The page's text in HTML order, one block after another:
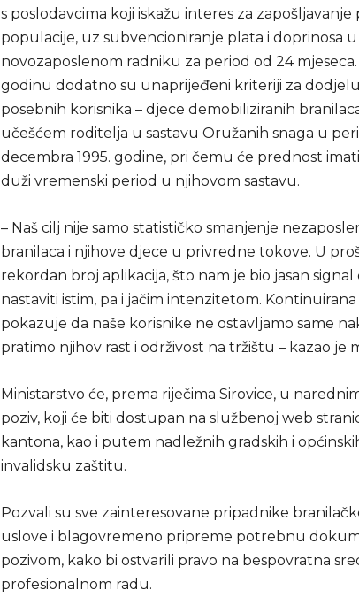
s poslodavcima koji iskažu interes za
populacije, uz subvencioniranje plata i doprinosa u
novozaposlenom radniku za period od 24
godinu dodatno su unaprijeđeni kriteriji za dodjelu
posebnih korisnika – djece demobiliziranih
učešćem roditelja u sastavu Oružanih snaga u
decembra 1995. godine, pri čemu će prednost
duži vremenski period u njihovom sastavu.
– Naš cilj nije samo statističko smanjenje
branilaca i njihove djece u privredne tokove. U
rekordan broj aplikacija, što nam je bio jasan
nastaviti istim, pa i jačim intenzitetom.
pokazuje da naše korisnike ne ostavljamo same
pratimo njihov rast i održivost na tržištu – kazao je
Ministarstvo će, prema riječima Sirovice, u
poziv, koji će biti dostupan na službenoj web
kantona, kao i putem nadležnih gradskih i
invalidsku zaštitu.
Pozvali su sve zainteresovane pripadnike
uslove i blagovremeno pripreme potrebnu
pozivom, kako bi ostvarili pravo na bespovratna
profesionalnom radu.